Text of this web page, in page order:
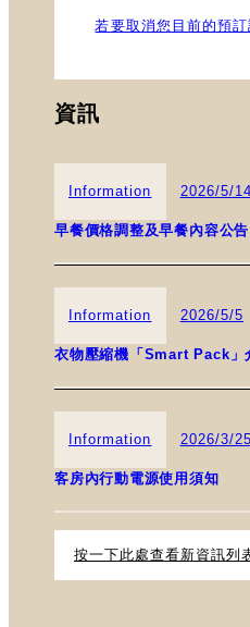
若要取消您目前的預
資訊
Information 2026/5/14
早餐價格調整及早餐內容公告
Information 2026/5/5
衣物壓縮機「Smart Pack」
Information 2026/3/25
客房內行動電源使用須知
按一下此處查看新資訊列